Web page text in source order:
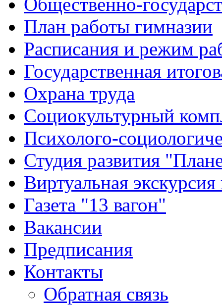
План работы гимназии
Расписания и режим
Государственная
Охрана труда
Социокультурный
Психолого-
Студия развития
Виртуальная
Газета "13 вагон"
Вакансии
Предписания
Контакты
Обратная связь